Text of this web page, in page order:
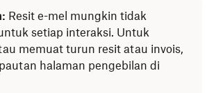
Resit e-mel mungkin tidak
setiap interaksi. Untuk
memuat turun resit atau invois,
halaman pengebilan di